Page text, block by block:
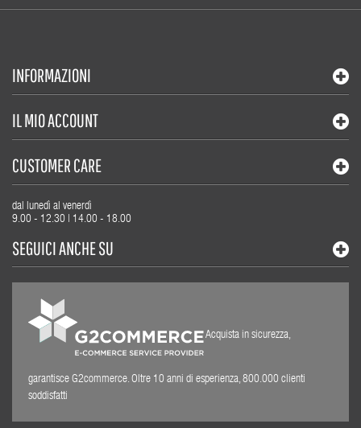
INFORMAZIONI
IL MIO ACCOUNT
CUSTOMER CARE
dal lunedì al venerdì
9.00 - 12.30 | 14.00 - 18.00
SEGUICI ANCHE SU
Acquista in sicurezza,
garantisce G2commerce. Oltre 10 anni di esperienza, 800.000 clienti
soddisfatti